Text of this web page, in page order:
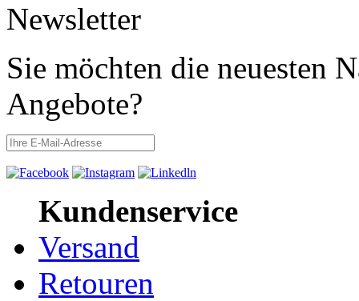
Newsletter
Sie möchten die neuesten
Angebote?
Kundenservice
Versand
Retouren